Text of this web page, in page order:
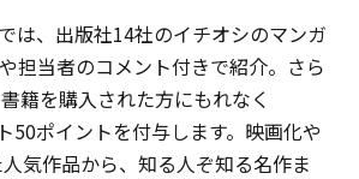
は、出版社14社のイチオシのマンガ
担当者のコメント付きで紹介。さら
籍を購入された方にもれなく
50ポイントを付与します。映画化や
気作品から、知る人ぞ知る名作ま